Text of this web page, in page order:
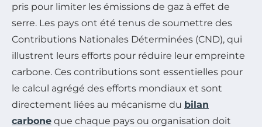
pris pour limiter les émissions de gaz à effet de
serre. Les pays ont été tenus de soumettre des
Contributions Nationales Déterminées (CND), qui
illustrent leurs efforts pour réduire leur empreinte
carbone. Ces contributions sont essentielles pour
le calcul agrégé des efforts mondiaux et sont
directement liées au mécanisme du bilan
carbone que chaque pays ou organisation doit